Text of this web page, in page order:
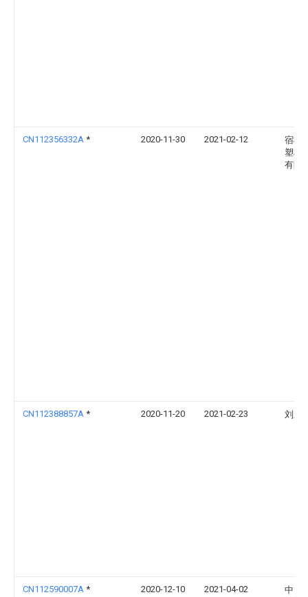
CN112356332A * 2020-11-30 2021-02-12
宿松
塑料
有限
CN112388857A * 2020-11-20 2021-02-23 刘欣
CN112590007A * 2020-12-10 2021-04-02
中国